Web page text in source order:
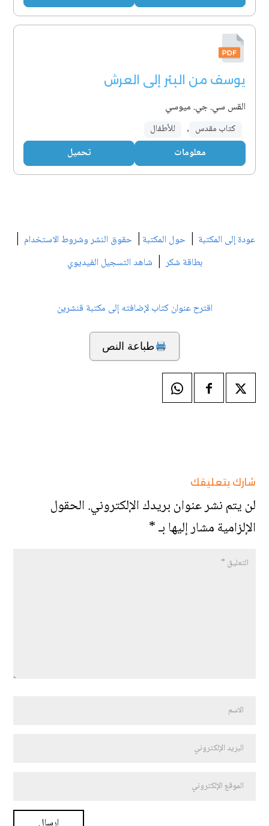
يوسف من البئر إلى العرش
القس سي. جي. ميوسي
كتاب مقدس , للأطفال
معلومات تحميل
عودة إلى المكتبة | حول المكتبة | حقوق النشر وشروط الاستخدام |
بطاقة شكر| شاهد التسجيل الفيديوي
اقترح عنوان كتاب لإضافته إلى مكتبة قنشرين
طباعة النص
شارك بتعليقك
لن يتم نشر عنوان بريدك الإلكتروني.الحقول
الإلزامية مشار إليها بـ*